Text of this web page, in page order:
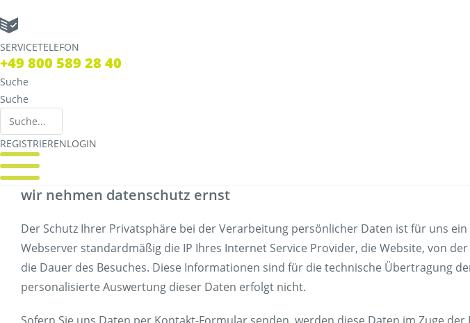
Inhalt
springen
SERVICETELEFON
+49 800 589 28 40
Suche
Suche
REGISTRIERENLOGIN
SERVICE TELEFON
+49 800 589 28 40
Suche
Suche
REGISTRIERENLOGIN
REGISTRIEREN LOGIN
Verbindungen
Streckennetz
Fahrpläne
Abweichungen
Tickets
Tickets
Verkaufsstellen & Automaten
Deutschlandticket
Freizeit
Ausflüge
wir nehmen datenschutz ernst
Der Schutz Ihrer Privatsphäre bei der Verarbeitung persönlicher Daten ist für uns
Webserver standardmäßig die IP Ihres Internet Service Provider, die Website, von
die Dauer des Besuches. Diese Informationen sind für die technische Übertragung
personalisierte Auswertung dieser Daten erfolgt nicht.
Sofern Sie uns Daten per Kontakt-Formular senden, werden diese Daten im Zuge